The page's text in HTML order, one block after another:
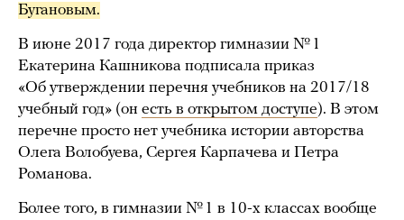
Бугановым.
В июне 2017 года директор гимназии № 1
Екатерина Кашникова подписала приказ
«Об утверждении перечня учебников на 2017/18
учебный год» (он есть в открытом доступе). В этом
перечне просто нет учебника истории авторства
Олега Волобуева, Сергея Карпачева и Петра
Романова.
Более того, в гимназии № 1 в 10-х классах вообще